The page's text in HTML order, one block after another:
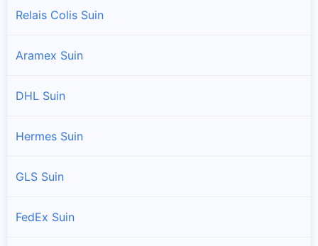
Relais Colis Suin
Aramex Suin
DHL Suin
Hermes Suin
GLS Suin
FedEx Suin